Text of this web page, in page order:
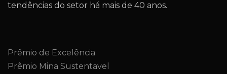
tendências do setor há mais de 40 anos.
Prêmio de Excelência
Prêmio Mina Sustentavel